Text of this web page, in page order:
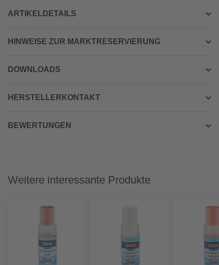
ARTIKELDETAILS
HINWEISE ZUR MARKTRESERVIERUNG
DOWNLOADS
HERSTELLERKONTAKT
BEWERTUNGEN
Weitere interessante Produkte